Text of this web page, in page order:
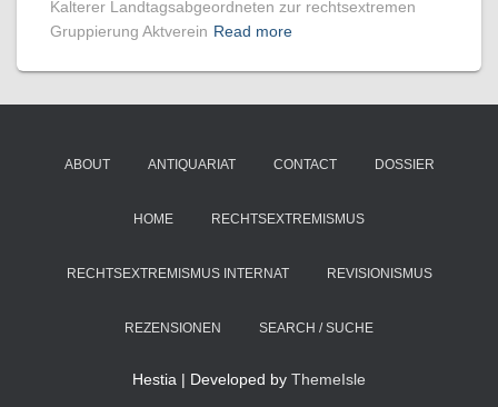
Kalterer Landtagsabgeordneten zur rechtsextremen
Gruppierung Aktverein Read more
ABOUT ANTIQUARIAT CONTACT DOSSIER
HOME RECHTSEXTREMISMUS
RECHTSEXTREMISMUS INTERNAT REVISIONISMUS
REZENSIONEN SEARCH / SUCHE
Hestia | Developed by ThemeIsle